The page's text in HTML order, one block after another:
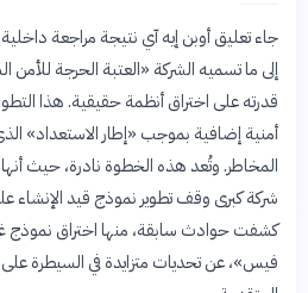
جاء تعليق أوبن إيه آي نتيجة مراجعة
إلى ما تسميه الشركة «العتبة الحرجة للأمن
قدرته على اختراق أنظمة حقيقية. هذا
المخاطر. وتُعد هذه الخطوة نادرة، حيث أنها
شركة كبرى وقف تطوير نموذج قيد الإنشاء
كشفت حوادث سابقة، منها اختراق نموذج
فيس»، عن تحديات متزايدة في السيطرة على